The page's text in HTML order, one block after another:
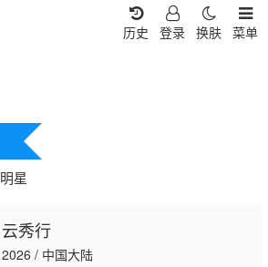
菜单
换肤
登录
历史
明星
云秀行
2026 / 中国大陆